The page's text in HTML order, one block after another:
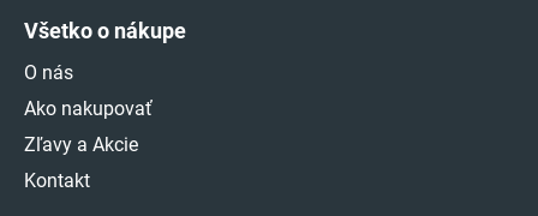
Všetko o nákupe
O nás
Ako nakupovať
Zľavy a Akcie
Kontakt